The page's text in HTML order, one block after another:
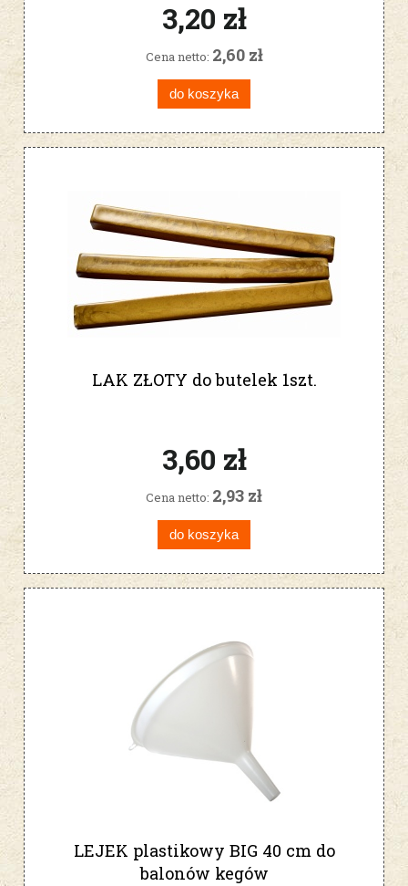
3,20 zł
Cena netto: 2,60 zł
do koszyka
LAK ZŁOTY do butelek 1szt.
3,60 zł
Cena netto: 2,93 zł
do koszyka
LEJEK plastikowy BIG 40 cm do
balonów kegów